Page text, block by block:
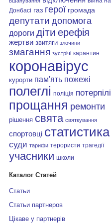
Донбасі газ герої громада
депутати допомога
дороги діти ерефія
жертви звитяги злочини
змагання зустрічі карантин
коронавірус
курорти пам'ять пожежі
полеглі поліція потерпілі
прощання ремонти
рішення свята святкування
спортовці статистика
суди тарифи терористи трагедії
учасники школи
Каталог Статей
Статьи
Статьи партнеров
Цікаве у партнерів